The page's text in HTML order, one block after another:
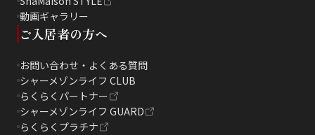
動画ギャラリー
ご入居者の方へ
お問い合わせ・よくある質問
シャーメゾンライフ CLUB
らくらくパートナー
シャーメゾンライフ GUARD
らくらくプラチナ